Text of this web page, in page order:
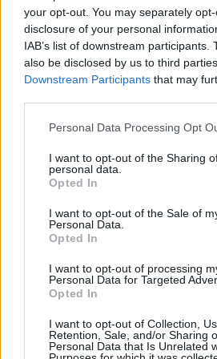
your opt-out. You may separately
disclosure of your personal
IAB’s list of downstream participants.
also be disclosed by us to third
Downstream Participants that may
Please note that this website/app
not limited to your visit or usage
grant or deny consent to Google and
use your data for below specified
consent section.
Personal Data Processing Opt
I want to opt-out of the Sharing
personal data.
Opted In
I want to opt-out of the Sale of
Personal Data.
Opted In
I want to opt-out of processing
Personal Data for Targeted
Opted In
I want to opt-out of Collection,
Retention, Sale, and/or Sharing
Personal Data that Is Unrelated
Στη συνέχεια ο κος Ζαχαρίας
Sales Manager της Greenvolt
χρησιμοποιώντας πρακτικά
εταιρικών πελατών,
διαφορετικές λύσεις της
το ενεργειακό τους κόστος και
αποτύπωσε πρακτικά πως ο
αυτοπαραγωγής ενέργειας
μπαταριών μπορεί να
κόστους και στη βελτίωση της